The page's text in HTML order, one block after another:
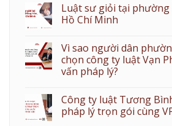
Luật sư giỏi tại phường
Hồ Chí Minh
Vì sao người dân
chọn công ty luật Vạn
vấn pháp lý?
Công ty luật Tương
pháp lý trọn gói cùng